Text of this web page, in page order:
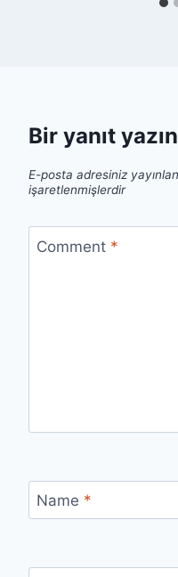
Bir yanıt yazın
E-posta adresiniz
işaretlenmişlerdir
Comment *
Name *